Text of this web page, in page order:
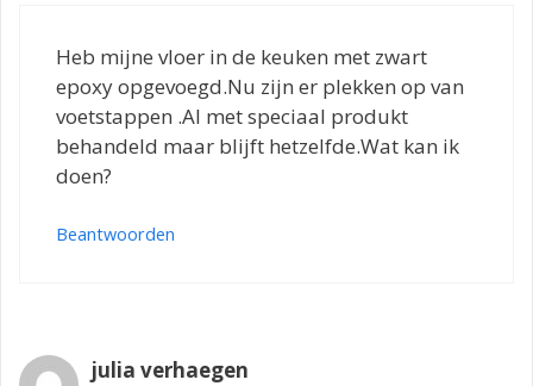
Heb mijne vloer in de keuken met zwart
epoxy opgevoegd.Nu zijn er plekken op van
voetstappen .Al met speciaal produkt
behandeld maar blijft hetzelfde.Wat kan ik
doen?
Beantwoorden
julia verhaegen